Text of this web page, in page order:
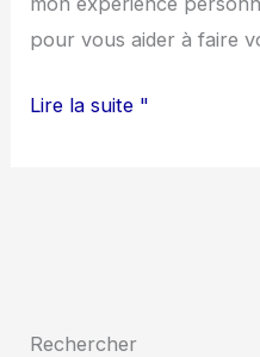
pour vous aider à faire
Lire la suite "
Rechercher